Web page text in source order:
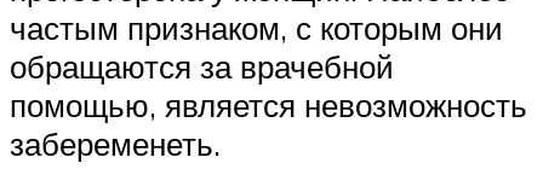
частым признаком, с которым они
обращаются за врачебной
помощью, является невозможность
забеременеть.